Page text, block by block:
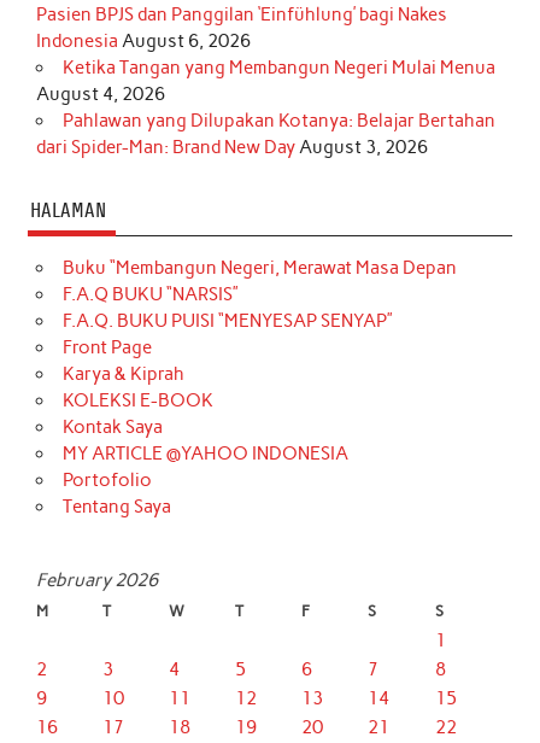
Pasien BPJS dan Panggilan ‘Einfühlung’ bagi Nakes
Indonesia August 6, 2026
Ketika Tangan yang Membangun Negeri Mulai Menua
August 4, 2026
Pahlawan yang Dilupakan Kotanya: Belajar Bertahan
dari Spider-Man: Brand New DayAugust 3, 2026
HALAMAN
Buku “Membangun Negeri, Merawat Masa Depan
F.A.Q BUKU “NARSIS”
F.A.Q. BUKU PUISI “MENYESAP SENYAP”
Front Page
Karya & Kiprah
KOLEKSI E-BOOK
Kontak Saya
MY ARTICLE @YAHOO INDONESIA
Portofolio
Tentang Saya
February 2026
M T W T F S S
1
2
3 4 5 6 7
8
9
10 11 12 13 14
15
16
17 18 19 20 21
22